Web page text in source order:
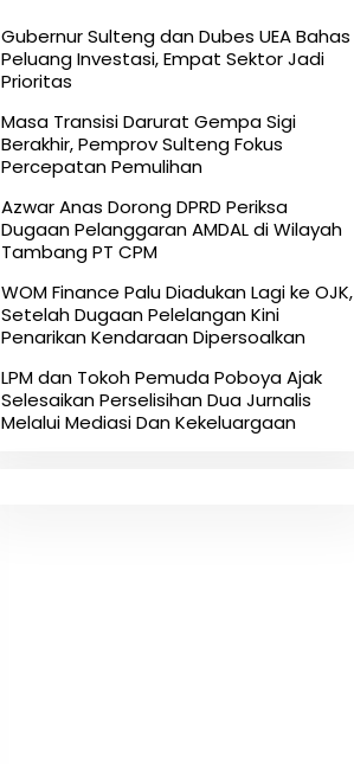
Gubernur Sulteng dan Dubes UEA Bahas
Peluang Investasi, Empat Sektor Jadi
Prioritas
Masa Transisi Darurat Gempa Sigi
Berakhir, Pemprov Sulteng Fokus
Percepatan Pemulihan
Azwar Anas Dorong DPRD Periksa
Dugaan Pelanggaran AMDAL di Wilayah
Tambang PT CPM
‎WOM Finance Palu Diadukan Lagi ke OJK,
Setelah Dugaan Pelelangan Kini
Penarikan Kendaraan Dipersoalkan ‎
LPM dan Tokoh Pemuda Poboya Ajak
Selesaikan Perselisihan Dua Jurnalis
Melalui Mediasi Dan Kekeluargaan